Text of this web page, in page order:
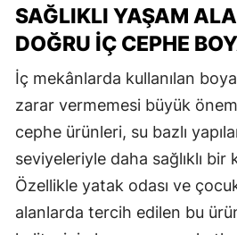
SAĞLIKLI YAŞAM
DOĞRU İÇ CEPHE
İç mekânlarda kullanılan
zarar vermemesi büyük önem
cephe ürünleri, su bazlı
seviyeleriyle daha sağlıklı bir
Özellikle yatak odası ve
alanlarda tercih edilen bu